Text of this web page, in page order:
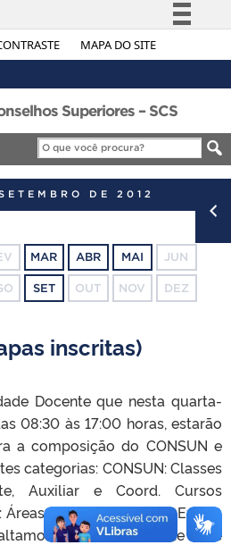
MAPA DO SITE
Simplifique!
Acesso à informação
Legislação
Canais
Superiores – SCS
DE 2012
MAR ABR MAI JUN
SET OUT NOV DEZ
inscritas)
Docente que nesta quarta-
08:30 às 17:00 horas, estarão
a composição do CONSUN e
categorias: CONSUN: Classes
Auxiliar e Coord. Cursos
Áreas de Letras e Artes e Exatas
a necessidade de